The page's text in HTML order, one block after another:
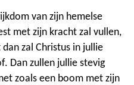
van zijn hemelse
met zijn kracht zal vullen,
zal Christus in jullie
Dan zullen jullie stevig
zoals een boom met zijn